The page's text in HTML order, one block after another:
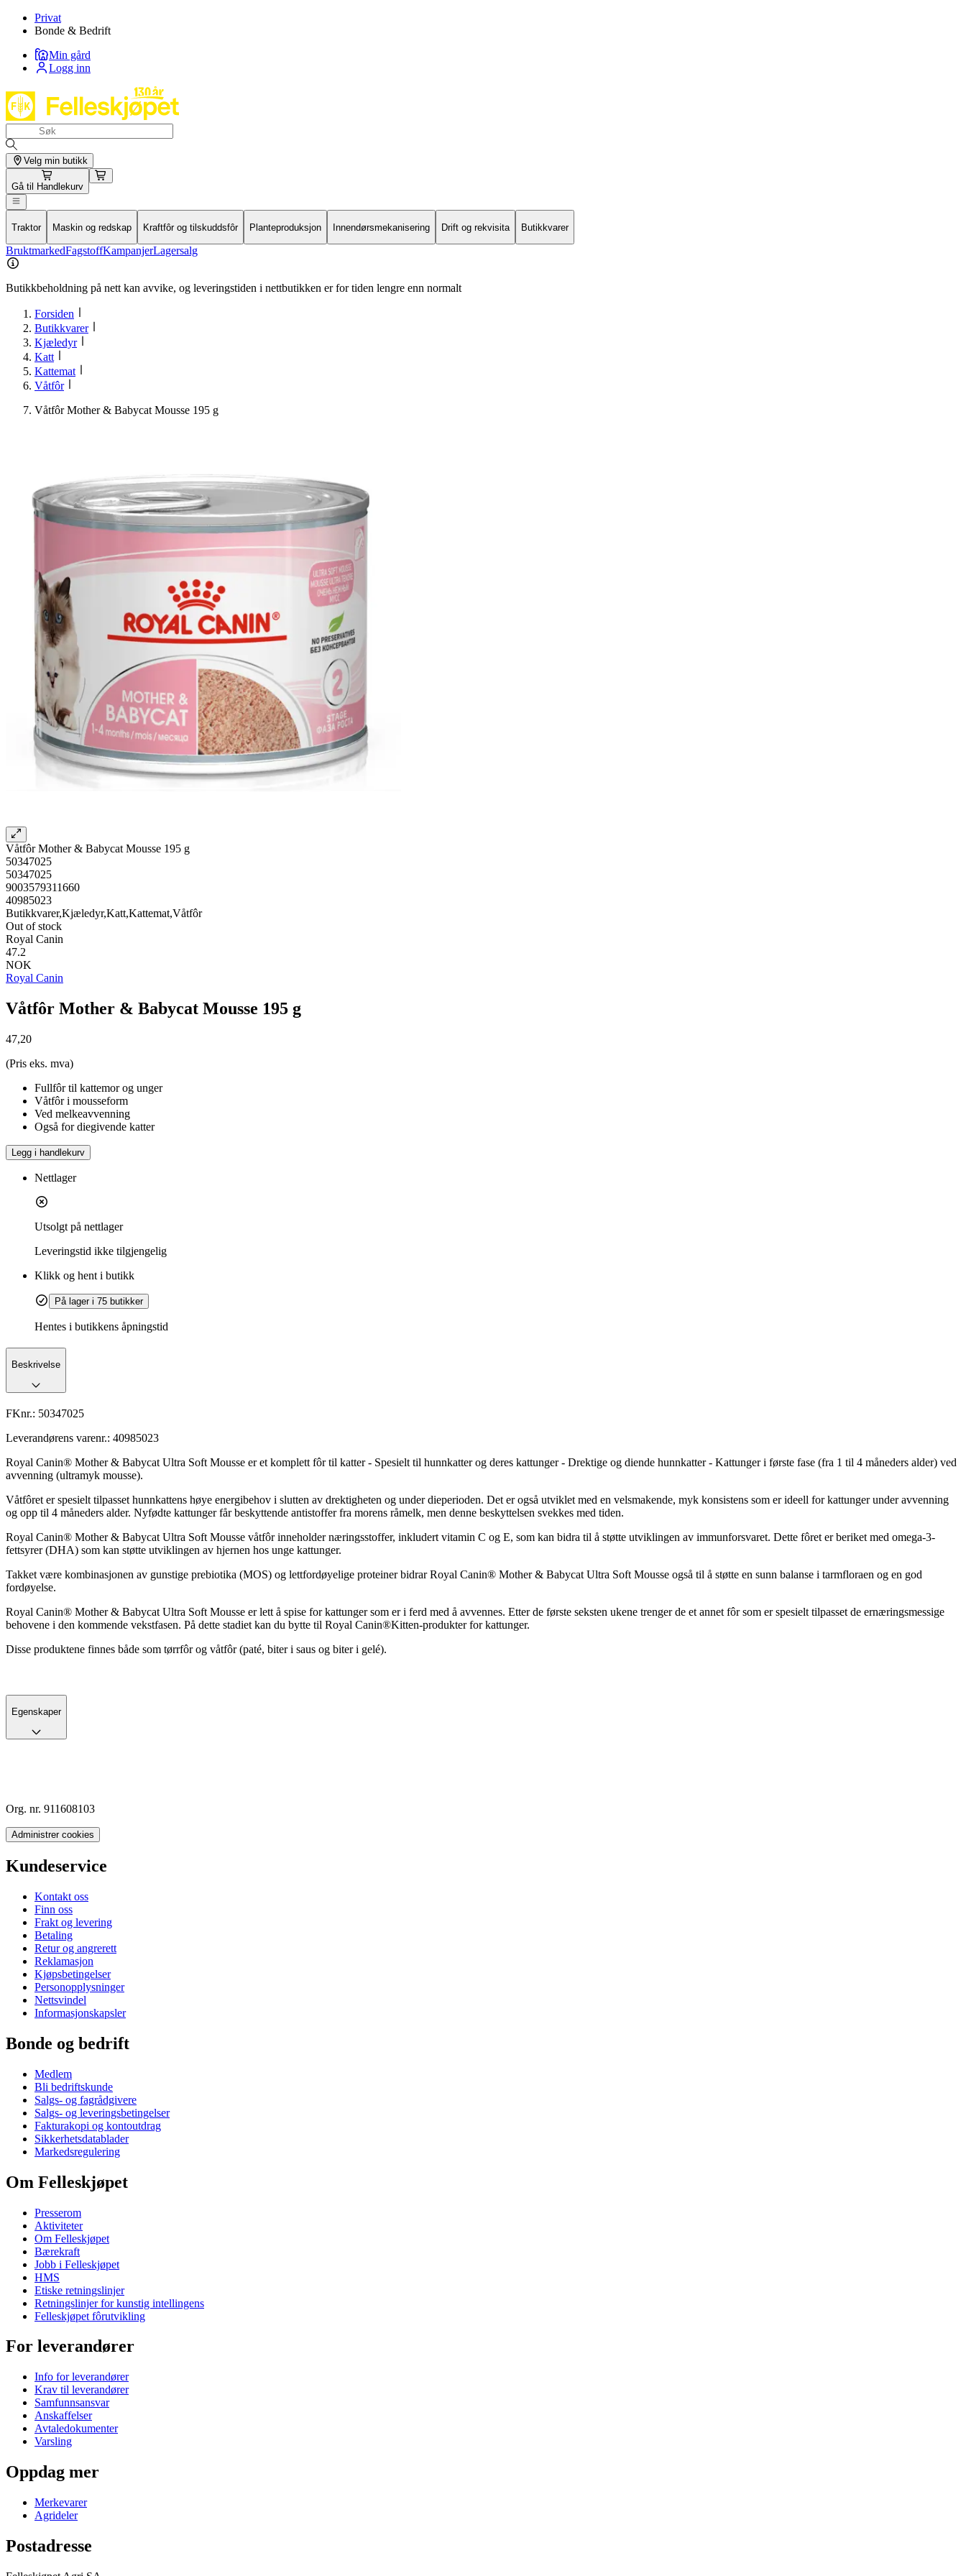
Privat
Bonde & Bedrift
Min gård
Logg inn
Velg min butikk
Gå til Handlekurv
Traktor Maskin og redskap Kraftfôr og tilskuddsfôr Planteproduksjon Innendørsmekanisering Drift og rekvisita Butikkvarer
BruktmarkedFagstoffKampanjerLagersalg
Butikkbeholdning på nett kan avvike, og leveringstiden i nettbutikken er for tiden lengre enn normalt
Forsiden
Butikkvarer
Kjæledyr
Katt
Kattemat
Våtfôr
Våtfôr Mother & Babycat Mousse 195 g
Våtfôr Mother & Babycat Mousse 195 g
50347025
50347025
9003579311660
40985023
Butikkvarer,Kjæledyr,Katt,Kattemat,Våtfôr
Out of stock
Royal Canin
47.2
NOK
Royal Canin
Våtfôr Mother & Babycat Mousse 195 g
47,20
(Pris eks. mva)
Fullfôr til kattemor og unger
Våtfôr i mousseform
Ved melkeavvenning
Også for diegivende katter
Legg i handlekurv
Nettlager
Utsolgt på nettlager
Leveringstid ikke tilgjengelig
Klikk og hent i butikk
På lager i 75 butikker
Hentes i butikkens åpningstid
Beskrivelse
FKnr.: 50347025
Leverandørens varenr.: 40985023
Royal Canin® Mother & Babycat Ultra Soft Mousse er et komplett fôr til katter - Spesielt til hunnkatter og deres kattunger - Drektige og diende hunnkatter - Kattunger i første fase (fra 1 til 4 måneders alder) ved
avvenning (ultramyk mousse).
Våtfôret er spesielt tilpasset hunnkattens høye energibehov i slutten av drektigheten og under dieperioden. Det er også utviklet med en velsmakende, myk konsistens som er ideell for kattunger under avvenning
og opp til 4 måneders alder. Nyfødte kattunger får beskyttende antistoffer fra morens råmelk, men denne beskyttelsen svekkes med tiden.
Royal Canin® Mother & Babycat Ultra Soft Mousse våtfôr inneholder næringsstoffer, inkludert vitamin C og E, som kan bidra til å støtte utviklingen av immunforsvaret. Dette fôret er beriket med omega-3-
fettsyrer (DHA) som kan støtte utviklingen av hjernen hos unge kattunger.
Takket være kombinasjonen av gunstige prebiotika (MOS) og lettfordøyelige proteiner bidrar Royal Canin® Mother & Babycat Ultra Soft Mousse også til å støtte en sunn balanse i tarmfloraen og en god
fordøyelse.
Royal Canin® Mother & Babycat Ultra Soft Mousse er lett å spise for kattunger som er i ferd med å avvennes. Etter de første seksten ukene trenger de et annet fôr som er spesielt tilpasset de ernæringsmessige
behovene i den kommende vekstfasen. På dette stadiet kan du bytte til Royal Canin®Kitten-produkter for kattunger.
Disse produktene finnes både som tørrfôr og våtfôr (paté, biter i saus og biter i gelé).
Egenskaper
Org. nr. 911608103
Administrer cookies
Kundeservice
Kontakt oss
Finn oss
Frakt og levering
Betaling
Retur og angrerett
Reklamasjon
Kjøpsbetingelser
Personopplysninger
Nettsvindel
Informasjonskapsler
Bonde og bedrift
Medlem
Bli bedriftskunde
Salgs- og fagrådgivere
Salgs- og leveringsbetingelser
Fakturakopi og kontoutdrag
Sikkerhetsdatablader
Markedsregulering
Om Felleskjøpet
Presserom
Aktiviteter
Om Felleskjøpet
Bærekraft
Jobb i Felleskjøpet
HMS
Etiske retningslinjer
Retningslinjer for kunstig intellingens
Felleskjøpet fôrutvikling
For leverandører
Info for leverandører
Krav til leverandører
Samfunnsansvar
Anskaffelser
Avtaledokumenter
Varsling
Oppdag mer
Merkevarer
Agrideler
Postadresse